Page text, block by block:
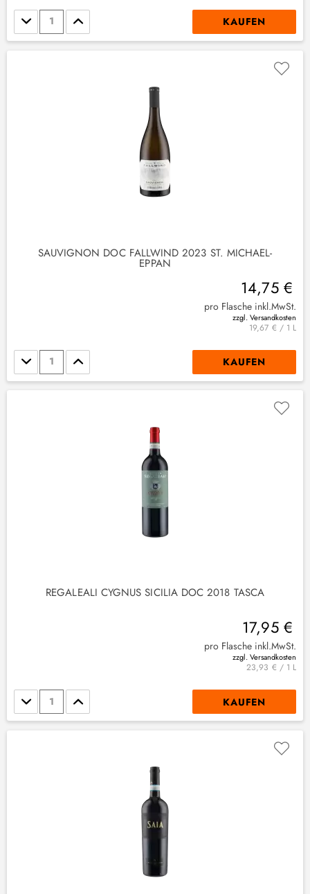
Stückzahl KAUFEN
SAUVIGNON DOC FALLWIND 2023 ST. MICHAEL-
EPPAN
14,75 €
pro Flasche inkl.MwSt.
zzgl. Versandkosten
19,67 € / 1 L
Stückzahl KAUFEN
REGALEALI CYGNUS SICILIA DOC 2018 TASCA
17,95 €
pro Flasche inkl.MwSt.
zzgl. Versandkosten
23,93 € / 1 L
Stückzahl KAUFEN